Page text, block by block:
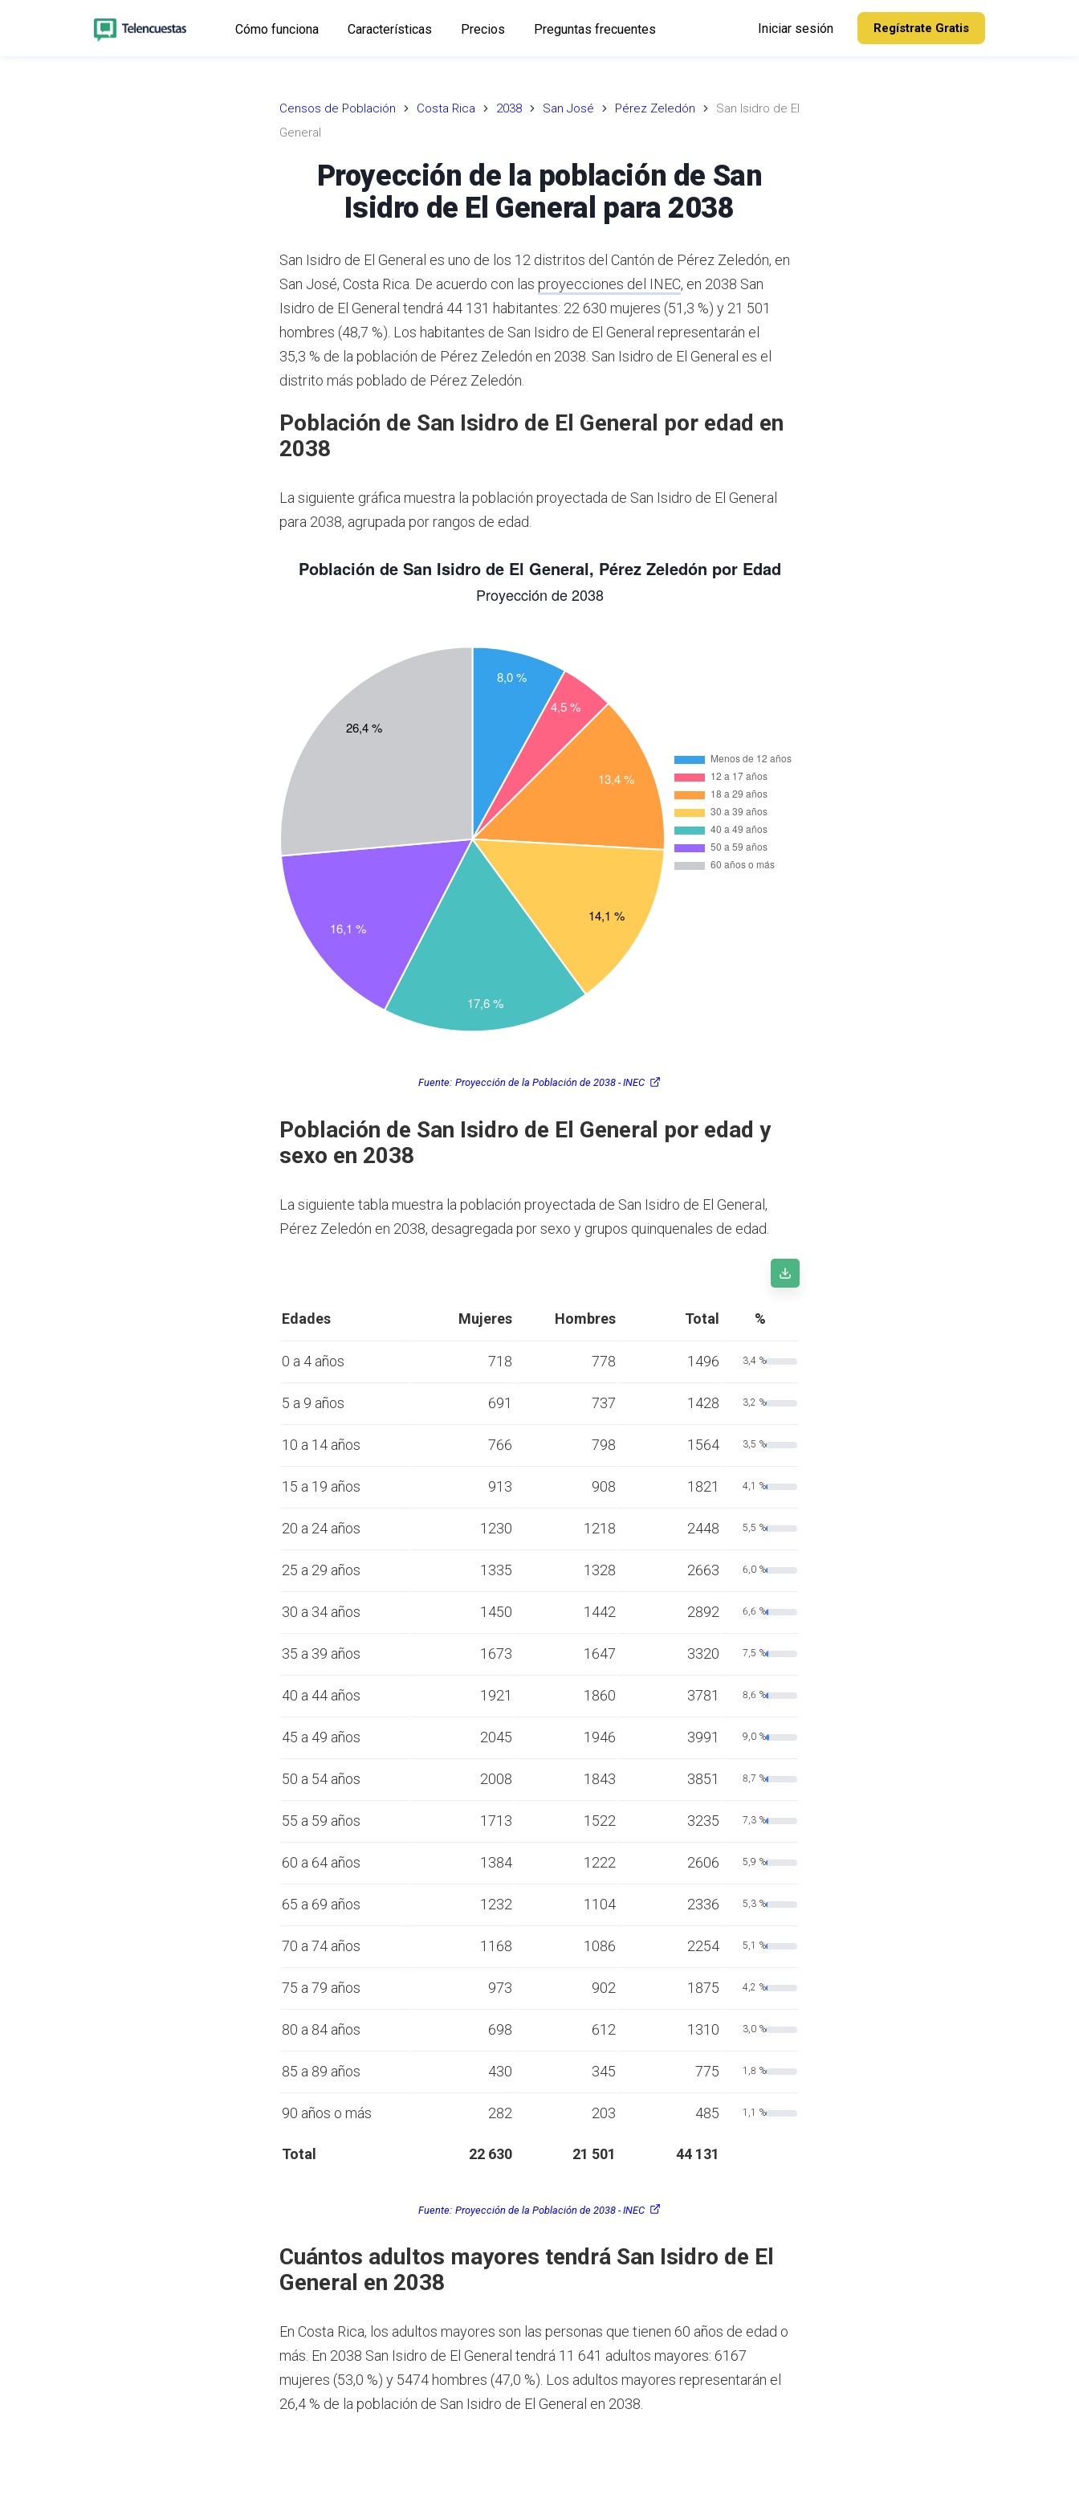
Cómo funciona Características Precios Preguntas frecuentes Iniciar sesión Regístrate Gratis
Censos de Población Costa Rica 2038 San José Pérez Zeledón
San Isidro de El
General
Proyección de la población de San
Isidro de El General para 2038
San Isidro de El General es uno de los 12 distritos del Cantón de Pérez Zeledón, en
San José, Costa Rica. De acuerdo con las proyecciones del INEC, en 2038 San
Isidro de El General tendrá 44 131 habitantes: 22 630 mujeres (51,3 %) y 21 501
hombres (48,7 %). Los habitantes de San Isidro de El General representarán el
35,3 % de la población de Pérez Zeledón en 2038. San Isidro de El General es el
distrito más poblado de Pérez Zeledón.
Población de San Isidro de El General por edad en
2038
La siguiente gráfica muestra la población proyectada de San Isidro de El General
para 2038, agrupada por rangos de edad.
Fuente: Proyección de la Población de 2038 - INEC
Población de San Isidro de El General por edad y
sexo en 2038
La siguiente tabla muestra la población proyectada de San Isidro de El General,
Pérez Zeledón en 2038, desagregada por sexo y grupos quinquenales de edad.
Edades Mujeres Hombres Total %
0 a 4 años 718 778 1496 3,4 %
5 a 9 años 691 737 1428 3,2 %
10 a 14 años 766 798 1564 3,5 %
15 a 19 años 913 908 1821 4,1 %
20 a 24 años 1230 1218 2448 5,5 %
25 a 29 años 1335 1328 2663 6,0 %
30 a 34 años 1450 1442 2892 6,6 %
35 a 39 años 1673 1647 3320 7,5 %
40 a 44 años 1921 1860 3781 8,6 %
45 a 49 años 2045 1946 3991 9,0 %
50 a 54 años 2008 1843 3851 8,7 %
55 a 59 años 1713 1522 3235 7,3 %
60 a 64 años 1384 1222 2606 5,9 %
65 a 69 años 1232 1104 2336 5,3 %
70 a 74 años 1168 1086 2254 5,1 %
75 a 79 años 973 902 1875 4,2 %
80 a 84 años 698 612 1310 3,0 %
85 a 89 años 430 345 775 1,8 %
90 años o más 282 203 485 1,1 %
Total 22 630 21 501 44 131
Fuente: Proyección de la Población de 2038 - INEC
Cuántos adultos mayores tendrá San Isidro de El
General en 2038
En Costa Rica, los adultos mayores son las personas que tienen 60 años de edad o
más. En 2038 San Isidro de El General tendrá 11 641 adultos mayores: 6167
mujeres (53,0 %) y 5474 hombres (47,0 %). Los adultos mayores representarán el
26,4 % de la población de San Isidro de El General en 2038.